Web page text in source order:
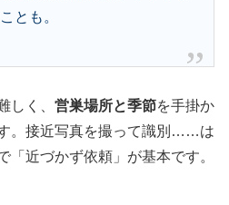
とも。
しく、 営巣場所と季節を手掛か
。接近写真を撮って識別……は
「近づかず依頼」が基本です。